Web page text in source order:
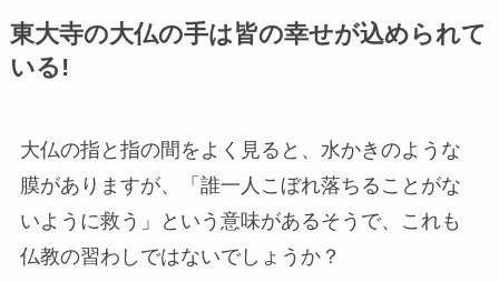
東大寺の大仏の手は皆の幸せが込められて
いる!
大仏の指と指の間をよく見ると、水かきのような
膜がありますが、「誰一人こぼれ落ちることがな
いように救う」という意味があるそうで、これも
仏教の習わしではないでしょうか？